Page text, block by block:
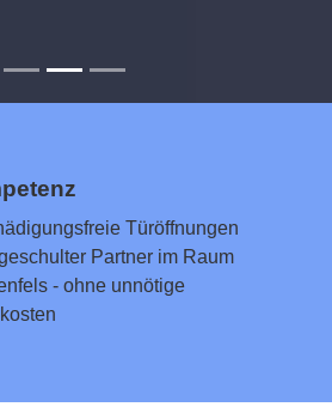
Türöffnungen
Partner im Raum
- ohne unnötige